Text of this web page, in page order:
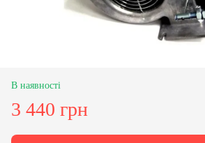
В наявності
3 440 грн